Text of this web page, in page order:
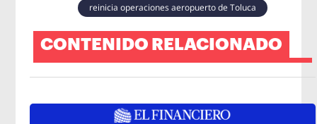
reinicia operaciones aeropuerto de Toluca
CONTENIDO RELACIONADO